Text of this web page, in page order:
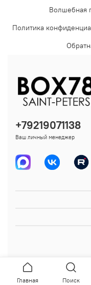
Волшебная
Политика
+79219071138
Ваш личный менеджер
Главная Поиск